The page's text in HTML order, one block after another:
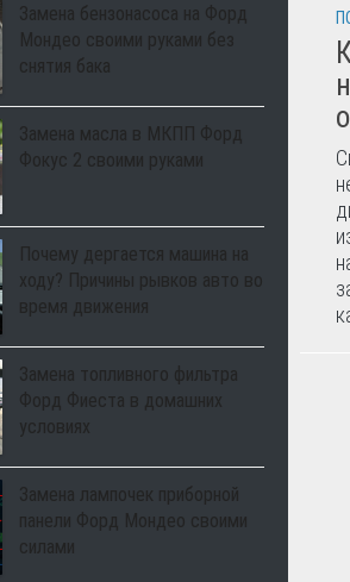
Замена бензонасоса на Форд
Мондео своими руками без
снятия бака
Замена масла в МКПП Форд
Фокус 2 своими руками
Почему дергается машина на
ходу? Причины рывков авто во
время движения
Замена топливного фильтра
Форд Фиеста в домашних
условиях
Замена лампочек приборной
панели Форд Мондео своими
силами